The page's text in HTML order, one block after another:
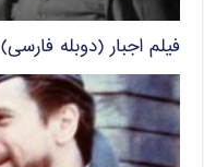
فیلم اجبار (دوبله فارسی)